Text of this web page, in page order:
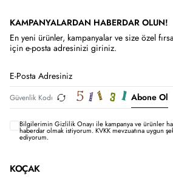
KAMPANYALARDAN HABERDAR OLUN!
En yeni ürünler, kampanyalar ve size özel
için e-posta adresinizi giriniz.
Abone Ol
Bilgilerimin Gizlilik Onayı ile kampanya ve ürünler
haberdar olmak istiyorum.KVKK mevzuatına uygun
ediyorum.
KOÇAK